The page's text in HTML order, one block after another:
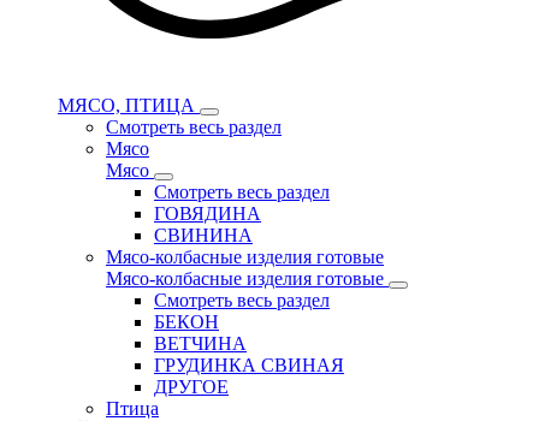
МЯСО, ПТИЦА
Смотреть весь раздел
Мясо
Мясо
Смотреть весь раздел
ГОВЯДИНА
СВИНИНА
Мясо-колбасные изделия готовые
Мясо-колбасные изделия готовые
Смотреть весь раздел
БЕКОН
ВЕТЧИНА
ГРУДИНКА СВИНАЯ
ДРУГОЕ
Птица